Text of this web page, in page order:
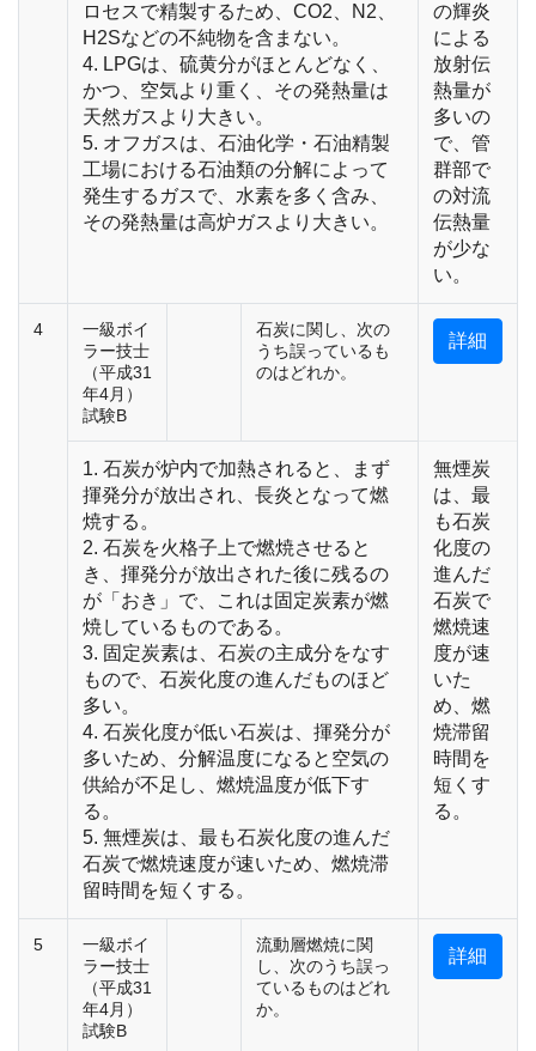
ロセスで精製するため、CO2、N2、
H2Sなどの不純物を含まない。
4. LPGは、硫黄分がほとんどなく、
かつ、空気より重く、その発熱量は
天然ガスより大きい。
5. オフガスは、石油化学・石油精製
工場における石油類の分解によって
発生するガスで、水素を多く含み、
その発熱量は高炉ガスより大きい。
の輝炎
による
放射伝
熱量が
多いの
で、管
群部で
の対流
伝熱量
が少な
い。
4
一級ボイ
ラー技士
（平成31
年4月）
試験B
石炭に関し、次の
うち誤っているも
のはどれか。
詳細
1. 石炭が炉内で加熱されると、まず
揮発分が放出され、長炎となって燃
焼する。
2. 石炭を火格子上で燃焼させると
き、揮発分が放出された後に残るの
が「おき」で、これは固定炭素が燃
焼しているものである。
3. 固定炭素は、石炭の主成分をなす
もので、石炭化度の進んだものほど
多い。
4. 石炭化度が低い石炭は、揮発分が
多いため、分解温度になると空気の
供給が不足し、燃焼温度が低下す
る。
5. 無煙炭は、最も石炭化度の進んだ
石炭で燃焼速度が速いため、燃焼滞
留時間を短くする。
無煙炭
は、最
も石炭
化度の
進んだ
石炭で
燃焼速
度が速
いた
め、燃
焼滞留
時間を
短くす
る。
5
一級ボイ
ラー技士
（平成31
年4月）
試験B
流動層燃焼に関
し、次のうち誤っ
ているものはどれ
か。
詳細